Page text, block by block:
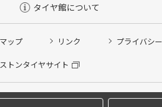
タイヤ館について
ップ リンク プライバシ
トンタイヤサイト
履き替え/オイル交換/その他ピット作業の予
履き替え※タイヤ履き替えを希望のクローク
予約 ※クローク契約会員の方はご利用いた